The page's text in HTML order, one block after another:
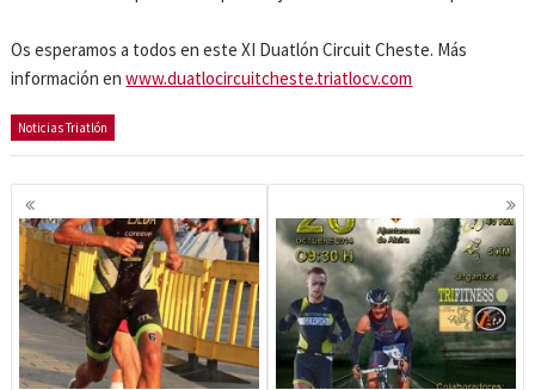
Os esperamos a todos en este XI Duatlón Circuit Cheste. Más
información enwww.duatlocircuitcheste.triatlocv.com
Noticias Triatlón
Navegación
de
entradas